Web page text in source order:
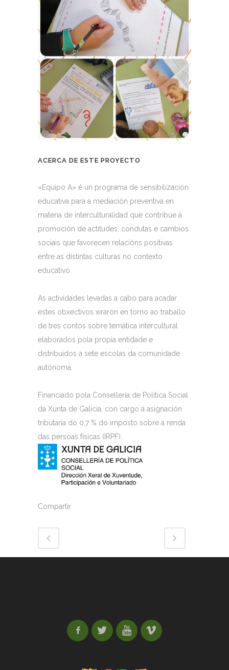
ACERCA DE ESTE PROYECTO
«Equipo A» é un programa de sensibilización
educativa para a mediación preventiva en
materia de interculturalidad que contribúe á
promoción de actitudes, condutas e cambios
sociais que favorecen relacións positivas
entre as distintas culturas no contexto
educativo.
As actividades levadas a cabo para acadar
estes obxectivos xiraron en torno ao traballo
de tres contos sobre temática intercultural
elaborados pola propia entidade e
distribuidos a sete escolas da comunidade
autónoma.
Financiado pola Consellería de Política Social
da Xunta de Galicia, con cargo á asignación
tributaria do 0,7 % do imposto sobre a renda
das persoas físicas (IRPF).
Compartir